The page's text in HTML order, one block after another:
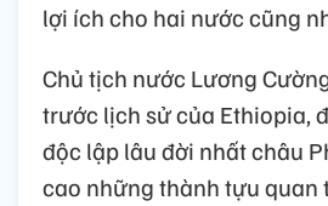
lợi ích cho hai nước cũng
Chủ tịch nước Lương
trước lịch sử của Ethiopia,
độc lập lâu đời nhất châu
cao những thành tựu quan